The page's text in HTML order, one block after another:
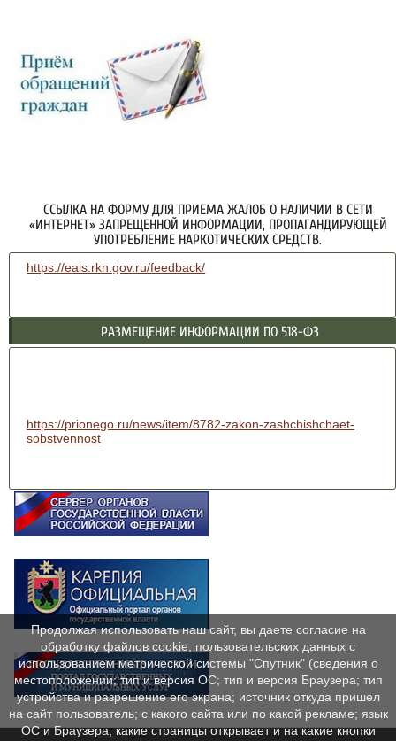
ССЫЛКА НА ФОРМУ ДЛЯ ПРИЕМА ЖАЛОБ О НАЛИЧИИ В СЕТИ
«ИНТЕРНЕТ» ЗАПРЕЩЕННОЙ ИНФОРМАЦИИ, ПРОПАГАНДИРУЮЩЕЙ
УПОТРЕБЛЕНИЕ НАРКОТИЧЕСКИХ СРЕДСТВ.
https://eais.rkn.gov.ru/feedback/
РАЗМЕЩЕНИЕ ИНФОРМАЦИИ ПО 518-ФЗ
https://prionego.ru/news/item/8782-zakon-zashchishchaet-
sobstvennost
Продолжая использовать наш сайт, вы даете согласие на
обработку файлов cookie, пользовательских данных с
использованием метрической системы "Спутник" (сведения о
местоположении; тип и версия ОС; тип и версия Браузера; тип
устройства и разрешение его экрана; источник откуда пришел
на сайт пользователь; с какого сайта или по какой рекламе; язык
ОС и Браузера; какие страницы открывает и на какие кнопки